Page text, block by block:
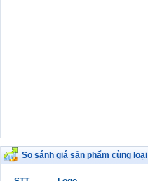
So sánh giá sản phẩm cùng loại